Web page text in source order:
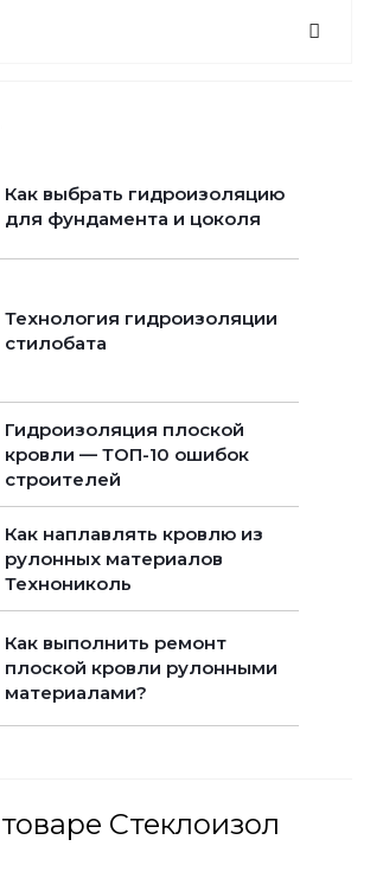
Как выбрать гидроизоляцию
для фундамента и цоколя
Технология гидроизоляции
стилобата
Гидроизоляция плоской
кровли — ТОП-10 ошибок
строителей
Как наплавлять кровлю из
рулонных материалов
Технониколь
Как выполнить ремонт
плоской кровли рулонными
материалами?
Стеклоизол